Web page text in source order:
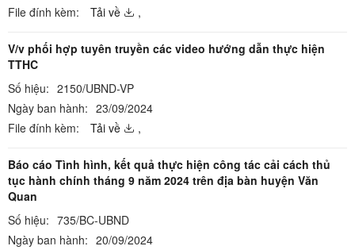
File đính kèm:
Tải về ,
V/v phối hợp tuyên truyền các video hướng dẫn thực hiện
TTHC
Số hiệu: 2150/UBND-VP
Ngày ban hành: 23/09/2024
File đính kèm:
Tải về ,
Báo cáo Tình hình, kết quả thực hiện công tác cải cách thủ
tục hành chính tháng 9 năm 2024 trên địa bàn huyện Văn
Quan
Số hiệu: 735/BC-UBND
Ngày ban hành: 20/09/2024